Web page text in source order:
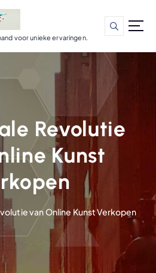
voor unieke ervaringen.
Revolutie
Kunst
van Online Kunst Verkopen